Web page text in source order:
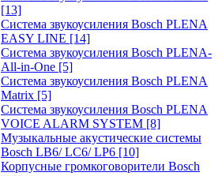
[13]
Система звукоусиления Bosch PLENA
EASY LINE [14]
Система звукоусиления Bosch PLENA-
All-in-One [5]
Система звукоусиления Bosch PLENA
Matrix [5]
Система звукоусиления Bosch PLENA
VOICE ALARM SYSTEM [8]
Музыкальные акустические системы
Bosch LB6/ LC6/ LP6 [10]
Корпусные громкоговорители Bosch